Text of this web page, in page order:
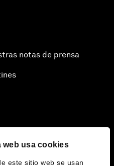
web usa cookies
este sitio web se usan
notas de prensa